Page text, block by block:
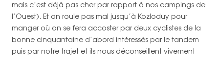
mais c’est déjà pas cher par rapport à nos campings de
l’Ouest). Et on roule pas mal jusqu’à Kozloduy pour
manger où on se fera accoster par deux cyclistes de la
bonne cinquantaine d’abord intéressés par le tandem
puis par notre trajet et ils nous déconseillent vivement